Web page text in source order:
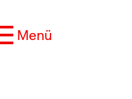
Menü